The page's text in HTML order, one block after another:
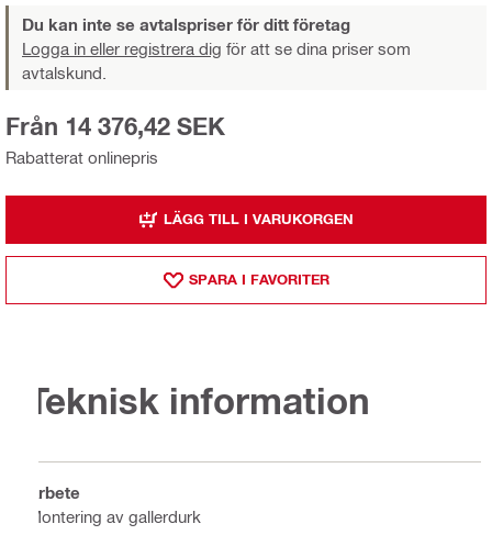
Du kan inte se avtalspriser för ditt företag
Logga in eller registrera dig för att se dina priser som
avtalskund.
Rabatterat onlinepris
Från 14 376,42 SEK
LÄGG TILL I VARUKORGEN
SPARA I FAVORITER
Teknisk information
Arbete
Montering av gallerdurk